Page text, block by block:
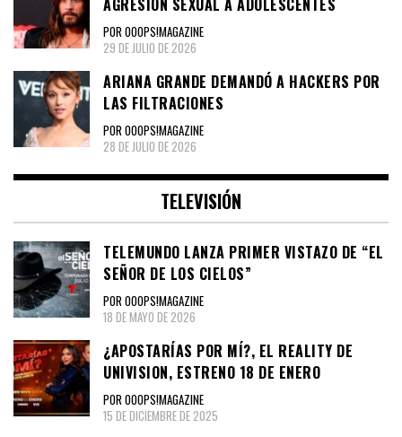
POR OOOPS!MAGAZINE
29 DE JULIO DE 2026
ARIANA GRANDE DEMANDÓ A HACKERS POR
LAS FILTRACIONES
POR OOOPS!MAGAZINE
28 DE JULIO DE 2026
TELEVISIÓN
TELEMUNDO LANZA PRIMER VISTAZO DE “EL
SEÑOR DE LOS CIELOS”
POR OOOPS!MAGAZINE
18 DE MAYO DE 2026
¿APOSTARÍAS POR MÍ?, EL REALITY DE
UNIVISION, ESTRENO 18 DE ENERO
POR OOOPS!MAGAZINE
15 DE DICIEMBRE DE 2025